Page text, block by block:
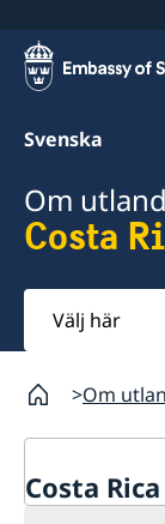
Svenska
Om
Costa
Välj
här
Om
Costa Rica